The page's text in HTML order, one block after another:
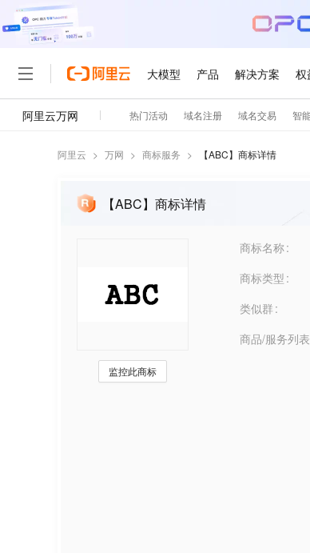
阿里云 > 万网 > 商标服务 > 【ABC】商标详情
【ABC】商标详情
监控此商标
商标名称
商标类型
类似群
商品/服务列表